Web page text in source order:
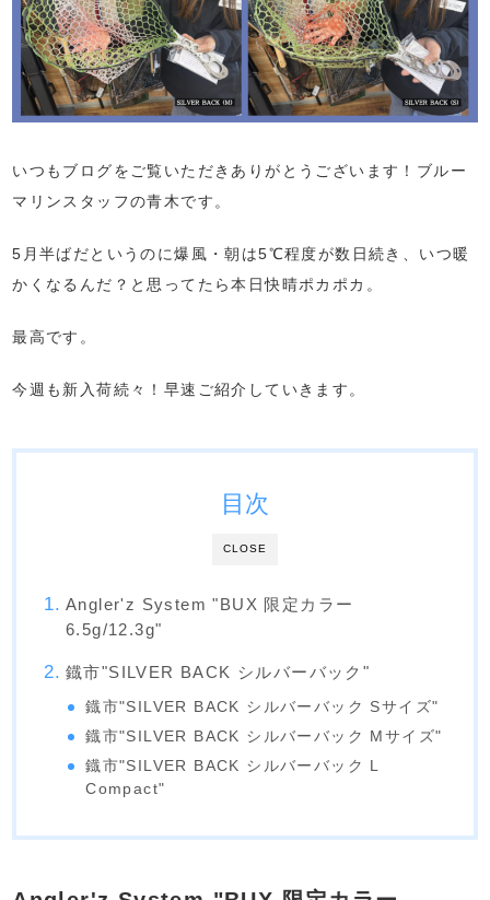
いつもブログをご覧いただきありがとうございます！ブルー
マリンスタッフの青木です。
5月半ばだというのに爆風・朝は5℃程度が数日続き、いつ暖
かくなるんだ？と思ってたら本日快晴ポカポカ。
最高です。
今週も新入荷続々！早速ご紹介していきます。
CLOSE
目次
Angler'z System "BUX 限定カラー
6.5g/12.3g"
鐡市"SILVER BACK シルバーバック"
鐡市"SILVER BACK シルバーバック Sサイズ"
鐡市"SILVER BACK シルバーバック Mサイズ"
鐡市"SILVER BACK シルバーバック L
Compact"